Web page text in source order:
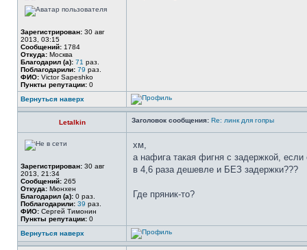
Зарегистрирован: 30 авг
2013, 03:15
Сообщений: 1784
Откуда: Москва
Благодарил (а): 71 раз.
Поблагодарили: 79 раз.
ФИО: Victor Sapeshko
Пункты репутации: 0
Вернуться наверх
Letalkin Заголовок сообщения: Re: линк для гопры
Зарегистрирован: 30 авг
2013, 21:34
Сообщений: 265
Откуда: Мюнхен
Благодарил (а): 0 раз.
Поблагодарили: 39 раз.
ФИО: Сергей Тимонин
Пункты репутации: 0
хм,
а нафига такая фигня с задержкой, если
в 4,6 раза дешевле и БЕЗ задержки???
Где пряник-то?
Вернуться наверх